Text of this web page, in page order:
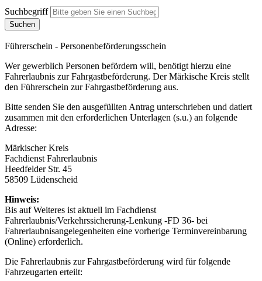
Suchbegriff
Führerschein - Personenbeförderungsschein
Wer gewerblich Personen befördern will, benötigt hierzu eine
Fahrerlaubnis zur Fahrgastbeförderung. Der Märkische Kreis stellt
den Führerschein zur Fahrgastbeförderung aus.
Bitte senden Sie den ausgefüllten Antrag unterschrieben und datiert
zusammen mit den erforderlichen Unterlagen (s.u.) an folgende
Adresse:
Märkischer Kreis
Fachdienst Fahrerlaubnis
Heedfelder Str. 45
58509 Lüdenscheid
Hinweis:
Bis auf Weiteres ist aktuell im Fachdienst
Fahrerlaubnis/Verkehrssicherung-Lenkung -FD 36- bei
Fahrerlaubnisangelegenheiten eine vorherige Terminvereinbarung
(Online) erforderlich.
Die Fahrerlaubnis zur Fahrgastbeförderung wird für folgende
Fahrzeugarten erteilt: